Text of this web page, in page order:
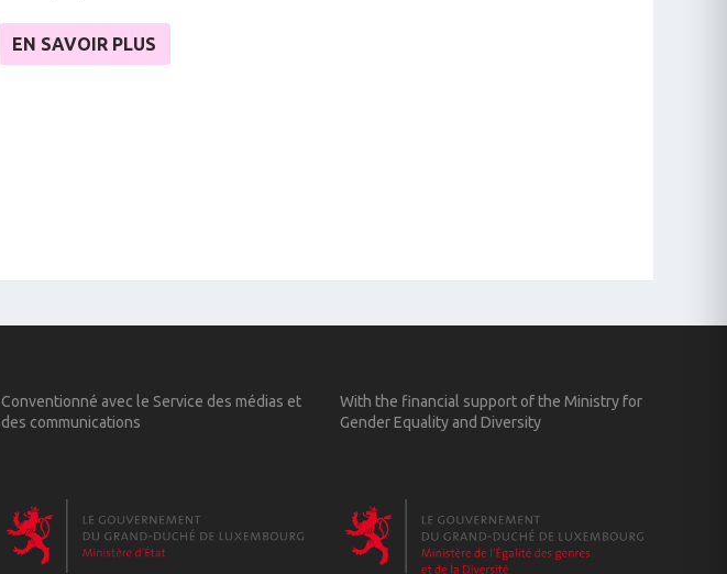
EN SAVOIR PLUS
Conventionné avec le Service des médias et
des communications
With the financial support of the Ministry for
Gender Equality and Diversity